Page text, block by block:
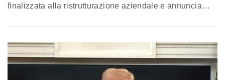
finalizzata alla ristrutturazione aziendalee annuncia